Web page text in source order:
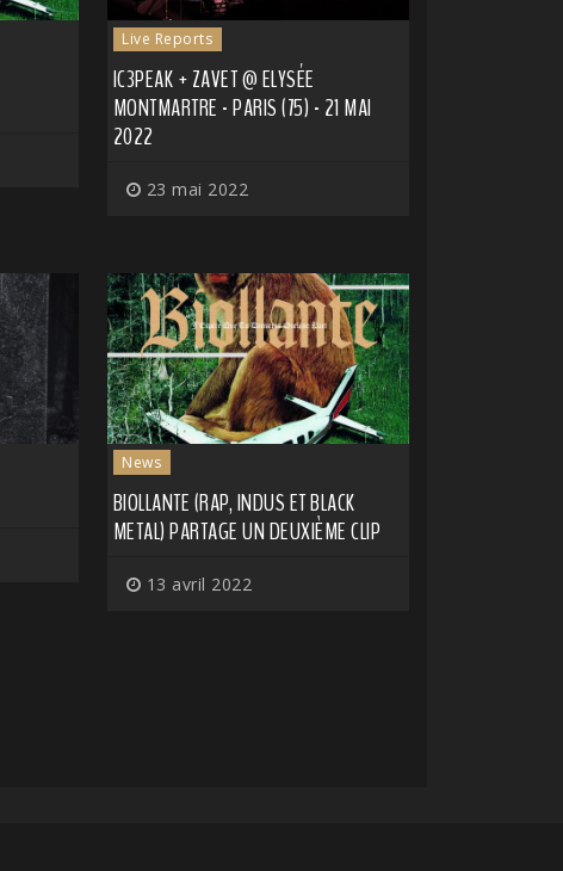
Live Reports
IC3PEAK + ZAVET @ ELYSÉE
MONTMARTRE - PARIS (75) - 21 MAI
2022
23 mai 2022
News
BIOLLANTE (RAP, INDUS ET BLACK
METAL) PARTAGE UN DEUXIÈME CLIP
13 avril 2022